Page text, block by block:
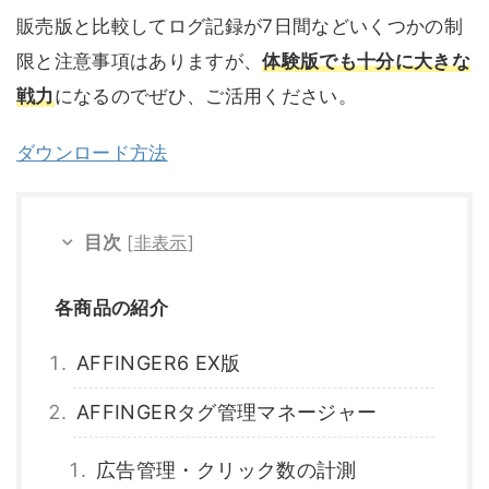
販売版と比較してログ記録が7日間などいくつかの制
限と注意事項はありますが、体験版でも十分に大きな
戦力になるのでぜひ、ご活用ください。
ダウンロード方法
目次 [非表示]
各商品の紹介
AFFINGER6 EX版
AFFINGERタグ管理マネージャー
広告管理・クリック数の計測